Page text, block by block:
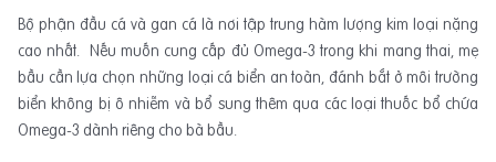
Bộ phận đầu cá và gan cá là nơi tập trung hàm lượng kim loại nặng
cao nhất. Nếu muốn cung cấp đủ Omega-3 trong khi mang thai, mẹ
bầu cần lựa chọn những loại cá biển an toàn, đánh bắt ở môi trường
biển không bị ô nhiễm và bổ sung thêm qua các loại thuốc bổ chứa
Omega-3 dành riêng cho bà bầu.